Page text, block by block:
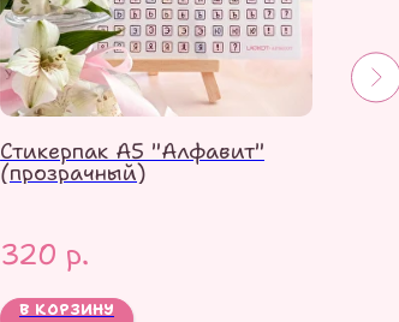
Стикерпак А5 "Алфавит"
(прозрачный)
320 р.
В КОРЗИНУ